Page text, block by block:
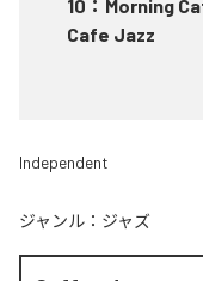
10 ： Morning
Cafe Jazz
Independent
ジャンル： ジャズ